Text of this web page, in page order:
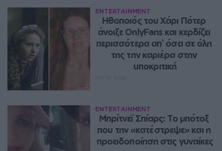
ENTERTAINMENT
Ηθοποιός του Χάρι Πότερ
άνοιξε OnlyFans και κερδίζει
περισσότερα απ` όσα σε όλη
της την καριέρα στην
υποκριτική
ENTERTAINMENT
Μπρίτνεϊ Σπίαρς: Το μπότοξ
που την «κατέστρεψε» και η
προειδοποίηση στις γυναίκες